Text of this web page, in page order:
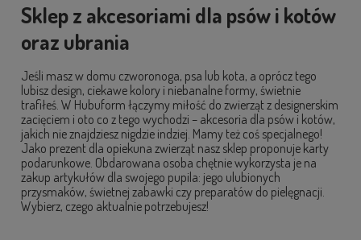
Sklep z akcesoriami dla psów i kotów
oraz ubrania
Jeśli masz w domu czworonoga, psa lub kota, a oprócz tego
lubisz design, ciekawe kolory i niebanalne formy, świetnie
trafiłeś. W Hubuform łączymy miłość do zwierząt z designerskim
zacięciem i oto co z tego wychodzi – akcesoria dla psów i kotów,
jakich nie znajdziesz nigdzie indziej. Mamy też coś specjalnego!
Jako prezent dla opiekuna zwierząt nasz sklep proponuje karty
podarunkowe. Obdarowana osoba chętnie wykorzysta je na
zakup artykułów dla swojego pupila: jego ulubionych
przysmaków, świetnej zabawki czy preparatów do pielęgnacji.
Wybierz, czego aktualnie potrzebujesz!